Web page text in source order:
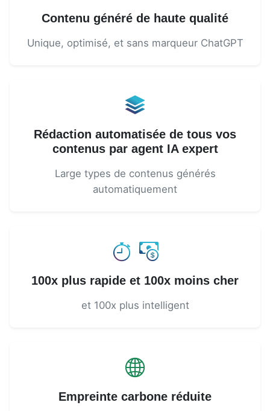
Contenu généré de haute qualité
Unique, optimisé, et sans marqueur ChatGPT
Rédaction automatisée de tous vos
contenus par agent IA expert
Large types de contenus générés
automatiquement
100x plus rapide et 100x moins cher
et 100x plus intelligent
Empreinte carbone réduite